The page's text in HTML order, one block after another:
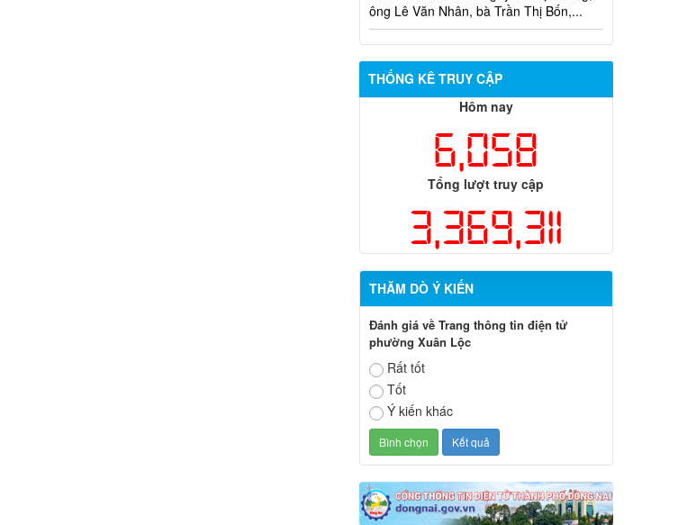
Quyết định xử phạt vi phạm hành
chính trong lĩnh vực đất đai đối với ông
Trần Hồng Phước
THỐNG KÊ TRUY CẬP
Hôm nay
6,058
Tổng lượt truy cập
3,369,311
THĂM DÒ Ý KIẾN
Đánh giá về Trang thông tin điện tử
phường Xuân Lộc
Rất tốt
Tốt
Ý kiến khác